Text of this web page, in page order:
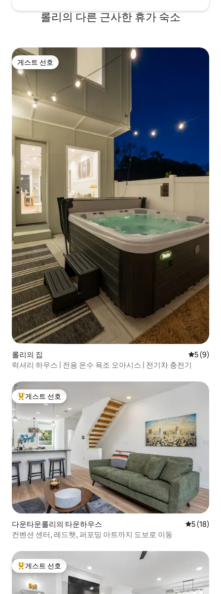
롤리의 다른 근사한 휴가 숙소
게스트 선호
게스트 선호
롤리의 집 평점 5점
5 (9)
럭셔리 하우스 | 전용 온수 욕조 오아시스 | 전기차 충전기
상위 게스트 선호
게스트 선호
다운타운롤리의 타운하우스 평점 5점
5 (18)
컨벤션 센터, 레드햇, 퍼포밍 아트까지 도보로 이동
상위 게스트 선호
게스트 선호